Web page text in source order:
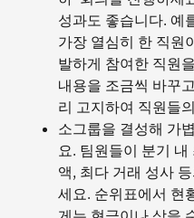
성과도 좋습니다. 예
가장 열심히 한 직원
발하게 참여한 직원
내용을 조금씩 바꾸
리 고지하여 직원들
소그룹을 결성해 가
요. 팀원들이 분기
액, 최다 거래 성사
세요. 순위표에서 현